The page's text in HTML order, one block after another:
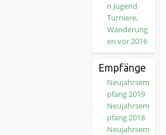
n Jugend
Turniere,
Wanderung
en vor 2016
Empfänge
Neujahrsem
pfang 2019
Neujahrsem
pfang 2018
Neujahrsem